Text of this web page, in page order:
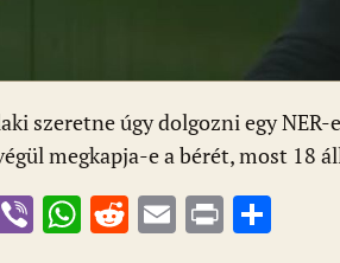
szeretne úgy dolgozni egy
megkapja-e a bérét, most 18
Vi W R E Pr